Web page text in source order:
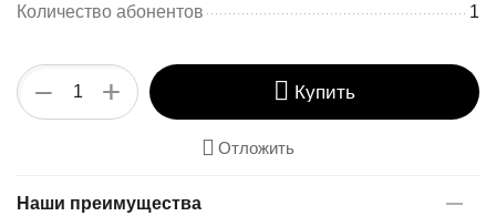
Количество абонентов 1
+
− Купить
Отложить
Наши преимущества